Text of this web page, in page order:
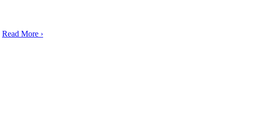
Read More ›